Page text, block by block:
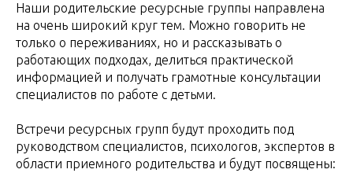
Наши родительские ресурсные группы направлена
на очень широкий круг тем. Можно говорить не
только о переживаниях, но и рассказывать о
работающих подходах, делиться практической
информацией и получать грамотные консультации
специалистов по работе с детьми.
Встречи ресурсных групп будут проходить под
руководством специалистов, психологов, экспертов в
области приемного родительства и будут посвящены: